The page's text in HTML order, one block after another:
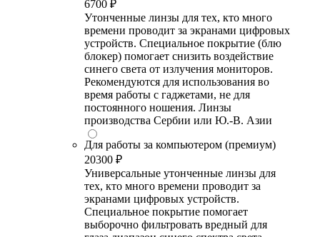
6700 ₽
Утонченные линзы для тех, кто много
времени проводит за экранами цифровых
устройств. Специальное покрытие (блю
блокер) помогает снизить воздействие
синего света от излучения мониторов.
Рекомендуются для использования во
время работы с гаджетами, не для
постоянного ношения. Линзы
производства Сербии или Ю.-В. Азии
Для работы за компьютером (премиум)
20300 ₽
Универсальные утонченные линзы для
тех, кто много времени проводит за
экранами цифровых устройств.
Специальное покрытие помогает
выборочно фильтровать вредный для